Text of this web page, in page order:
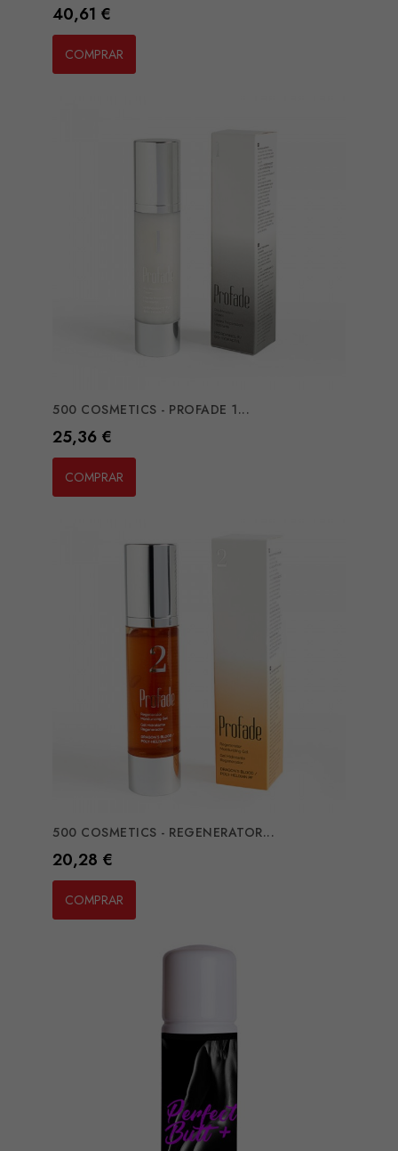
Preço
40,61 €
COMPRAR
500 COSMETICS - PROFADE 1...
Preço
25,36 €
COMPRAR
500 COSMETICS - REGENERATOR...
Preço
20,28 €
COMPRAR